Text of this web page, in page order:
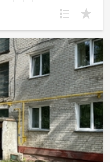
Отдел продаж